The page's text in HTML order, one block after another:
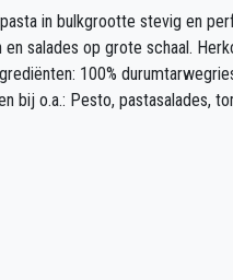
in bulkgrootte stevig en
en salades op grote schaal.
100%
bij o.a.: Pesto, pastasalades,